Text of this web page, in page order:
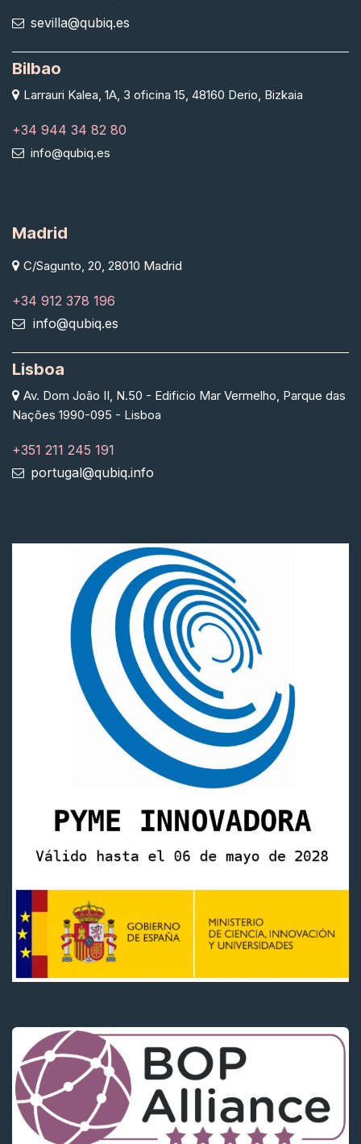
sevilla@qubiq.es
Bilbao
Larrauri Kalea, 1A, 3 oficina 15, 48160 Derio, Bizkaia
+34 944 34 82 80
info@qubiq.es
Madrid
C/Sagunto, 20, 28010 Madrid
+34 912 378 196
info@qubiq.es
Lisboa
Av. Dom João II, N.50 - Edificio Mar Vermelho, Parque das
Nações 1990-095 - Lisboa
+351 211 245 191
portugal@qubiq.info